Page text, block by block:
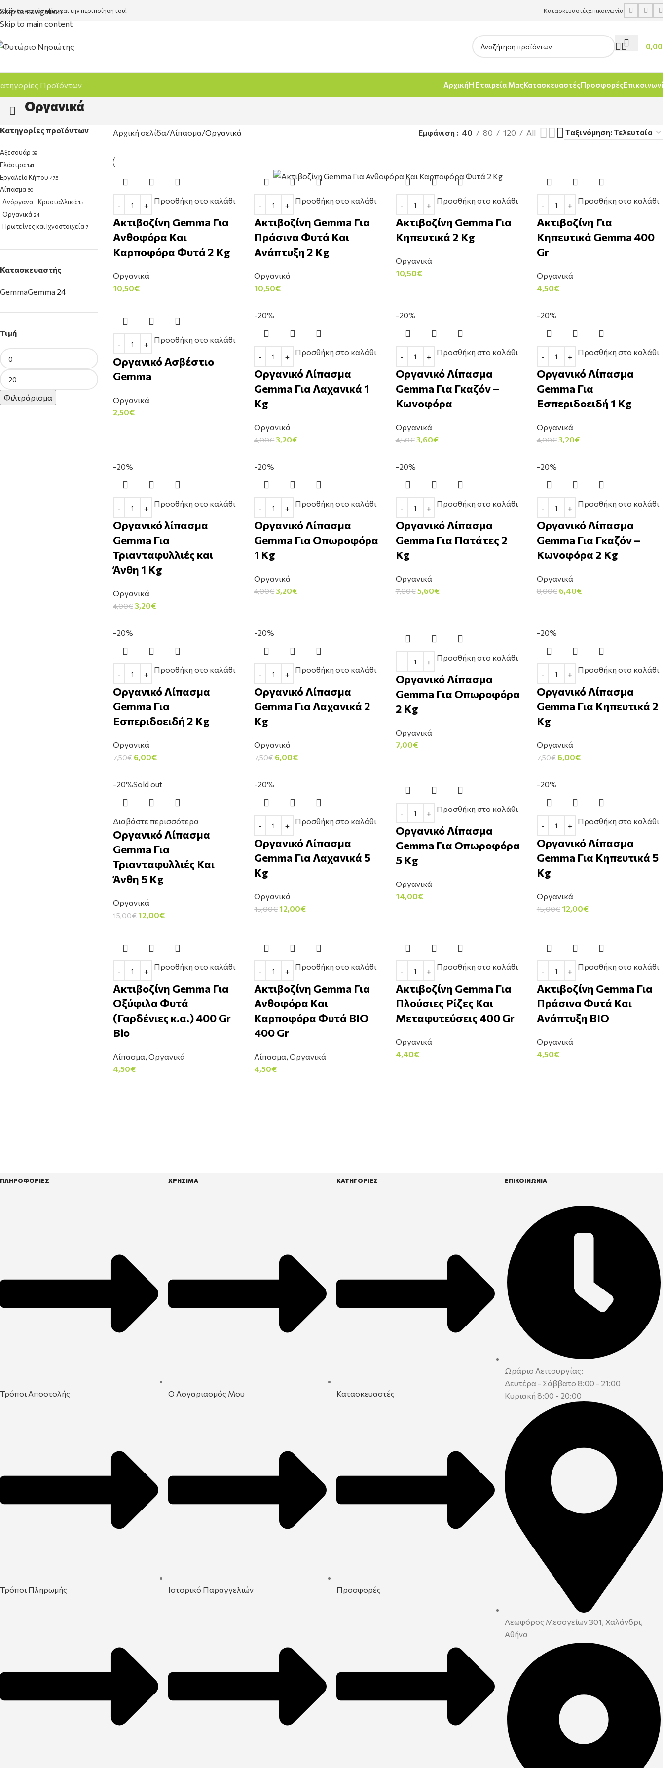
Skip to navigation
Skip to main content
για τον κήπο και την περιποίηση του! ΚατασκευαστέςΕπικοινωνία
0,00
Προϊόντων ΑρχικήΗ Εταιρεία ΜαςΚατασκευαστέςΠροσφορές
Οργανικά
Κατηγορίες προϊόντων
Αξεσουάρ 39
Γλάστρα 141
Εργαλείο Κήπου 475
Λίπασμα 60
Ανόργανα - Κρυσταλλικά 15
Οργανικά 24
Πρωτεΐνες και Ιχνοστοιχεία 7
Υγρά Λιπάσματα 10
97
Φυτοπροστασία & Δημόσια
Φυτόχωμα & Υπόστρωμα 26
Κατασκευαστής
GemmaGemma 24
Τιμή
Φιλτράρισμα
Αρχική σελίδα Λίπασμα Οργανικά Εμφάνιση 40 80 120 All
Προσθήκη στο καλάθι
Ακτιβοζίνη Gemma Για
Ανθοφόρα Και
Καρποφόρα Φυτά 2 Kg
Οργανικά
10,50€
Προσθήκη στο καλάθι
Ακτιβοζίνη Gemma Για
Πράσινα Φυτά Και
Ανάπτυξη 2 Kg
Οργανικά
10,50€
Προσθήκη στο καλάθι
Ακτιβοζίνη Gemma Για
Κηπευτικά 2 Kg
Οργανικά
10,50€
Προσθήκη στο καλάθι
Ακτιβοζίνη Για
Κηπευτικά Gemma 400
Gr
Οργανικά
4,50€
Προσθήκη στο καλάθι
Οργανικό Ασβέστιο
Gemma
Οργανικά
2,50€
-20%
Προσθήκη στο καλάθι
Οργανικό Λίπασμα
Gemma Για Λαχανικά 1
Kg
Οργανικά
4,00€3,20€
-20%
Προσθήκη στο καλάθι
Οργανικό Λίπασμα
Gemma Για Γκαζόν –
Κωνοφόρα
Οργανικά
4,50€3,60€
-20%
Προσθήκη στο καλάθι
Οργανικό Λίπασμα
Gemma Για
Εσπεριδοειδή 1 Kg
Οργανικά
4,00€3,20€
-20%
Προσθήκη στο καλάθι
Οργανικό λίπασμα
Gemma Για
Τριανταφυλλιές και
Άνθη 1 Kg
Οργανικά
4,00€3,20€
-20%
Προσθήκη στο καλάθι
Οργανικό Λίπασμα
Gemma Για Οπωροφόρα
1 Kg
Οργανικά
4,00€3,20€
-20%
Προσθήκη στο καλάθι
Οργανικό Λίπασμα
Gemma Για Πατάτες 2
Kg
Οργανικά
7,00€5,60€
-20%
Προσθήκη στο καλάθι
Οργανικό Λίπασμα
Gemma Για Γκαζόν –
Κωνοφόρα 2 Kg
Οργανικά
8,00€ 6,40€
-20%
Προσθήκη στο καλάθι
Οργανικό Λίπασμα
Gemma Για
Εσπεριδοειδή 2 Kg
Οργανικά
7,50€ 6,00€
-20%
Προσθήκη στο καλάθι
Οργανικό Λίπασμα
Gemma Για Λαχανικά 2
Kg
Οργανικά
7,50€ 6,00€
Προσθήκη στο καλάθι
Οργανικό Λίπασμα
Gemma Για Οπωροφόρα
2 Kg
Οργανικά
7,00€
-20%
Προσθήκη στο καλάθι
Οργανικό Λίπασμα
Gemma Για Κηπευτικά 2
Kg
Οργανικά
7,50€ 6,00€
-20%Sold out
Διαβάστε περισσότερα
Οργανικό Λίπασμα
Gemma Για
Τριανταφυλλιές Και
Άνθη 5 Kg
Οργανικά
15,00€ 12,00€
-20%
Προσθήκη στο καλάθι
Οργανικό Λίπασμα
Gemma Για Λαχανικά 5
Kg
Οργανικά
15,00€ 12,00€
Προσθήκη στο καλάθι
Οργανικό Λίπασμα
Gemma Για Οπωροφόρα
5 Kg
Οργανικά
14,00€
-20%
Προσθήκη στο καλάθι
Οργανικό Λίπασμα
Gemma Για Κηπευτικά 5
Kg
Οργανικά
15,00€ 12,00€
Προσθήκη στο καλάθι
Ακτιβοζίνη Gemma Για
Οξύφιλα Φυτά
(Γαρδένιες κ.α.) 400 Gr
Bio
Λίπασμα, Οργανικά
4,50€
Προσθήκη στο καλάθι
Ακτιβοζίνη Gemma Για
Ανθοφόρα Και
Καρποφόρα Φυτά ΒΙΟ
400 Gr
Λίπασμα,Οργανικά
4,50€
Προσθήκη στο καλάθι
Ακτιβοζίνη Gemma Για
Πλούσιες Ρίζες Και
Μεταφυτεύσεις 400 Gr
Οργανικά
4,40€
Προσθήκη στο καλάθι
Ακτιβοζίνη Gemma Για
Πράσινα Φυτά Και
Ανάπτυξη BIO
Οργανικά
4,50€
ΠΛΗΡΟΦΟΡΙΕΣ
Τρόποι Αποστολής
Τρόποι Πληρωμής
ΧΡΗΣΙΜΑ
Ο Λογαριασμός Μου
Ιστορικό Παραγγελιών
ΚΑΤΗΓΟΡΙΕΣ
Κατασκευαστές
Προσφορές
ΕΠΙΚΟΙΝΩΝΙΑ
Ωράριο Λειτουργίας:
Δευτέρα - Σάββατο 8:00 - 21:00
Κυριακή 8:00 - 20:00
Λεωφόρος Μεσογείων 301, Χαλάνδρι,
Αθήνα